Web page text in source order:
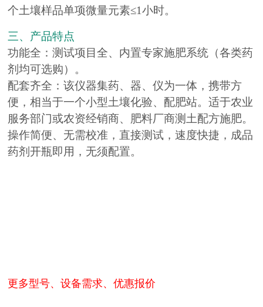
个土壤样品单项微量元素≤1小时。
三、产品特点
功能全：测试项目全、内置专家施肥系统（各类药
剂均可选购）。
配套齐全：该仪器集药、器、仪为一体，携带方
便，相当于一个小型土壤化验、配肥站。适于农业
服务部门或农资经销商、肥料厂商测土配方施肥。
操作简便、无需校准，直接测试，速度快捷，成品
药剂开瓶即用，无须配置。
更多型号、设备需求、优惠报价